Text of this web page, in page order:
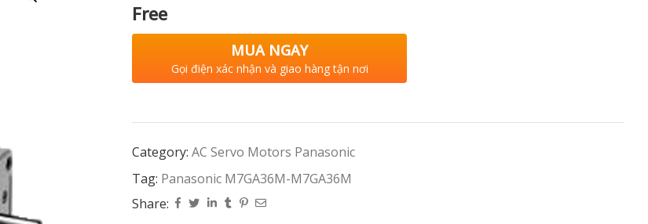
Free
MUA NGAY
Gọi điện xác nhận và giao hàng tận nơi
Category: AC Servo Motors Panasonic
Tag: Panasonic M7GA36M-M7GA36M
Share: